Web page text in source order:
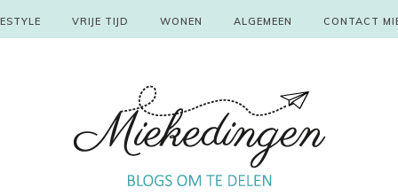
VRIJE TIJD WONEN ALGEMEEN CONTACT